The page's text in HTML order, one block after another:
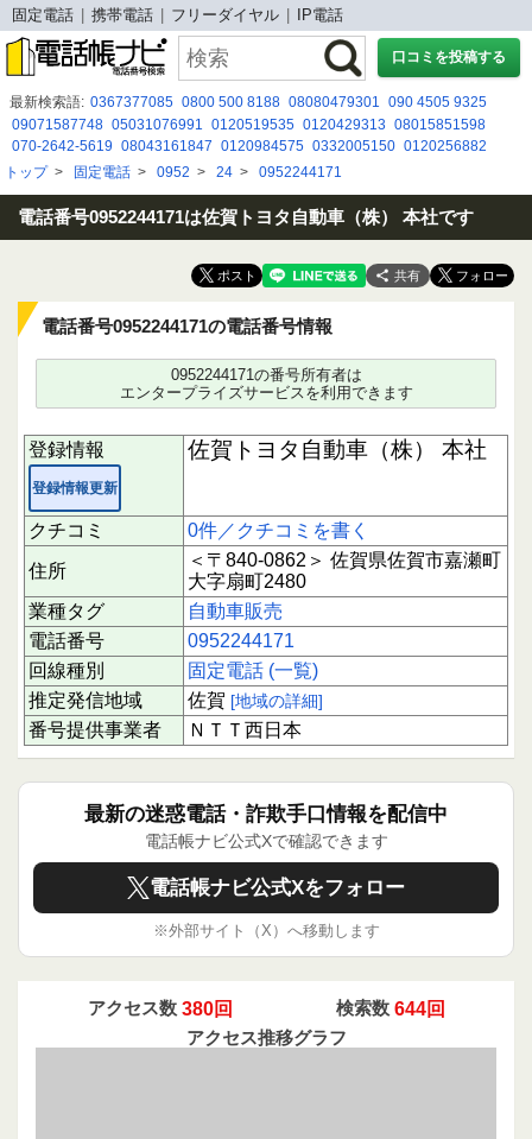
固定電話 携帯電話 フリーダイヤル IP電話
口コミを投稿する
最新検索語: 0367377085 0800 500 8188 08080479301
090 4505 9325
09071587748 05031076991 0120519535 0120429313 08015851598
070-2642-5619 08043161847 0120984575 0332005150 0120256882
07033454924
08045275957 08020591465 0467225274
05055263765 08008080918 09047925662 0800-080-8333 0120 762 065
080 8047 9298
トップ> 固定電話 > 0952 > 24 > 0952244171
電話番号0952244171は佐賀トヨタ自動車（株） 本社です
共有
電話番号0952244171の電話番号情報
0952244171の番号所有者は
エンタープライズサービスを利用できます
登録情報
登録情報更新
佐賀トヨタ自動車（株） 本社
クチコミ
0件／クチコミを書く
住所
＜〒840-0862＞ 佐賀県佐賀市嘉瀬町
大字扇町2480
業種タグ
自動車販売
電話番号
0952244171
回線種別
固定電話 (一覧)
推定発信地域
佐賀 [地域の詳細]
番号提供事業者 ＮＴＴ西日本
最新の迷惑電話・詐欺手口情報を配信中
電話帳ナビ公式Xで確認できます
電話帳ナビ公式Xをフォロー
※外部サイト（X）へ移動します
アクセス数 380回 検索数 644回
アクセス推移グラフ